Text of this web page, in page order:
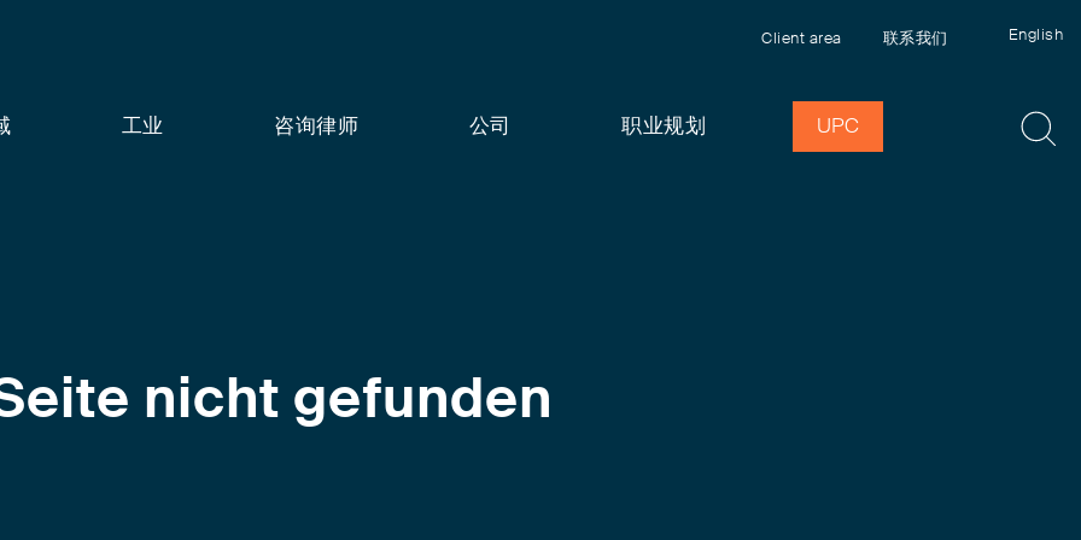
Client area 联系我们 English
工业 咨询律师 公司 职业规划 UPC
nicht gefunden